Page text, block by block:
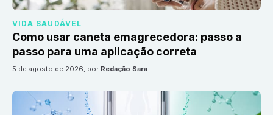
VIDA SAUDÁVEL
Como usar caneta emagrecedora: passo a
passo para uma aplicação correta
5 de agosto de 2026, por Redação Sara